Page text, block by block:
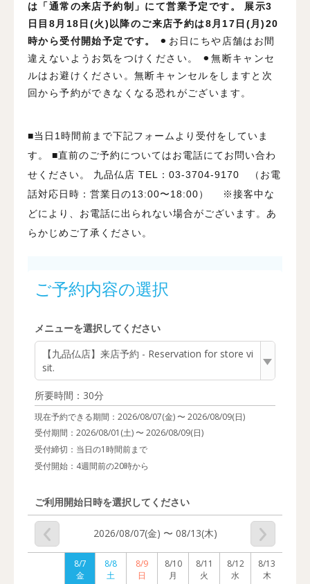
は「通常の来店予約制」にて営業予定です。 展示3
日目8月18日(火)以降のご来店予約は8月17日(月)20
時から受付開始予定です。
⚫︎お日にちや店舗はお間
違えないようお気をつけください。
⚫︎無断キャンセ
ルはお避けください。無断キャンセルをしますと次
回から予約ができなくなる恐れがございます。
■当日1時間前まで下記フォームより受付をしていま
す。
■直前のご予約についてはお電話にてお問い合わ
せください。
九品仏店 TEL：03-3704-9170 （お電
話対応日時：営業日の13:00〜18:00）
※接客中な
どにより、お電話に出られない場合がございます。あ
らかじめご了承ください。